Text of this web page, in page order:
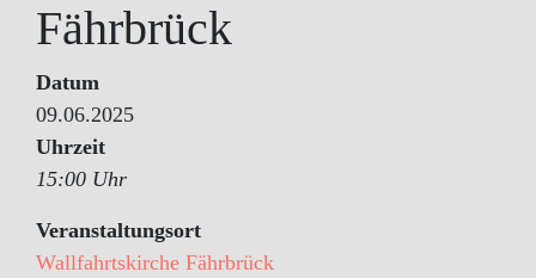
Fährbrück
Datum
09.06.2025
Uhrzeit
15:00 Uhr
Veranstaltungsort
Wallfahrtskirche Fährbrück